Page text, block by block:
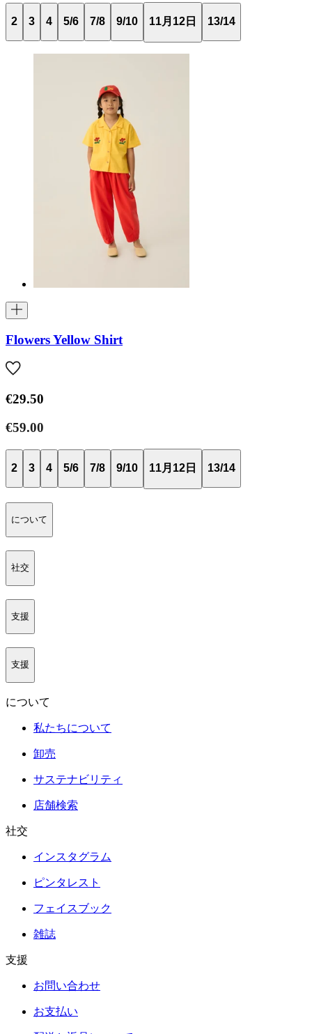
2 3 4 5/6 7/8 9/10 11月12日 13/14
Flowers Yellow Shirt
€29.50
€59.00
2 3 4 5/6 7/8 9/10 11月12日 13/14
について
社交
支援
支援
について
私たちについて
卸売
サステナビリティ
店舗検索
社交
インスタグラム
ピンタレスト
フェイスブック
雑誌
支援
お問い合わせ
お支払い